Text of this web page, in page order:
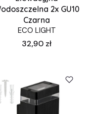
2x GU10
Czarna
ECO LIGHT
Cena
32,90 zł